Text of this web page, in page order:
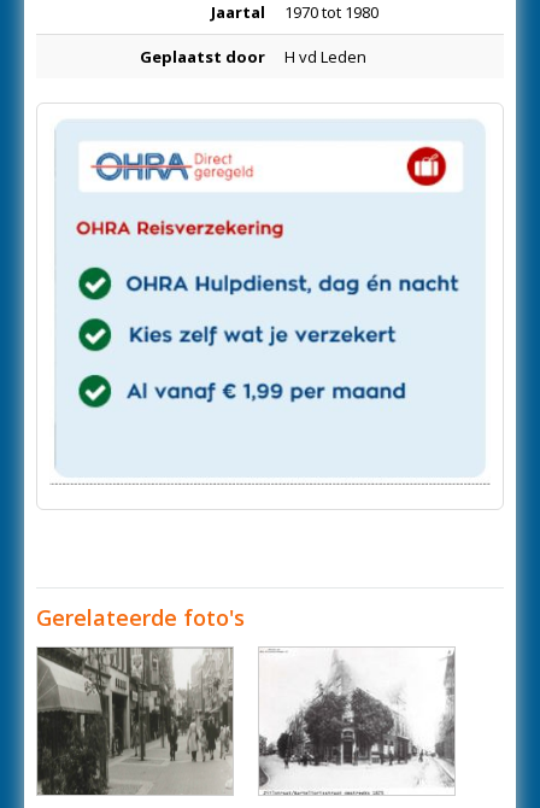
Jaartal 1970 tot 1980
Geplaatst door H vd Leden
Gerelateerde foto's